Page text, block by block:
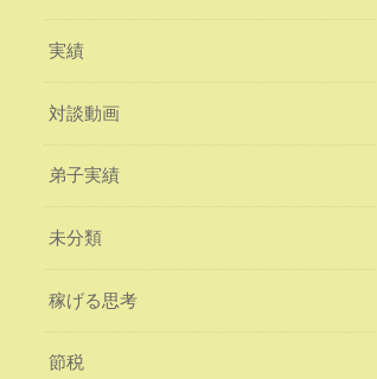
実績
対談動画
弟子実績
未分類
稼げる思考
節税